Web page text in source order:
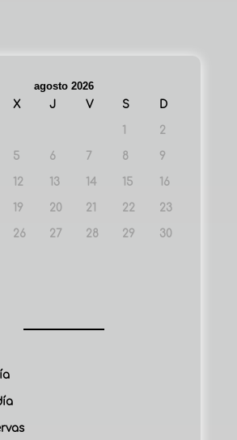
agosto 2026
X J V S D
1 2
5 6 7 8 9
12 13 14 15 16
19 20 21 22 23
26 27 28 29 30